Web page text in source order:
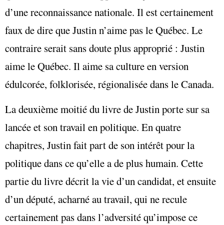
d’une reconnaissance nationale. Il est certainement
faux de dire que Justin n’aime pas le Québec. Le
contraire serait sans doute plus approprié : Justin
aime le Québec. Il aime sa culture en version
édulcorée, folklorisée, régionalisée dans le Canada.
La deuxième moitié du livre de Justin porte sur sa
lancée et son travail en politique. En quatre
chapitres, Justin fait part de son intérêt pour la
politique dans ce qu’elle a de plus humain. Cette
partie du livre décrit la vie d’un candidat, et ensuite
d’un député, acharné au travail, qui ne recule
certainement pas dans l’adversité qu’impose ce